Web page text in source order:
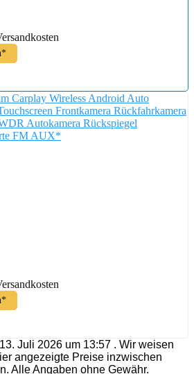
Carplay Wireless Android Auto
Frontkamera Rückfahrkamera
Autokamera Rückspiegel
FM AUX*
Juli 2026 um 13:57 . Wir weisen
angezeigte Preise inzwischen
Alle Angaben ohne Gewähr.